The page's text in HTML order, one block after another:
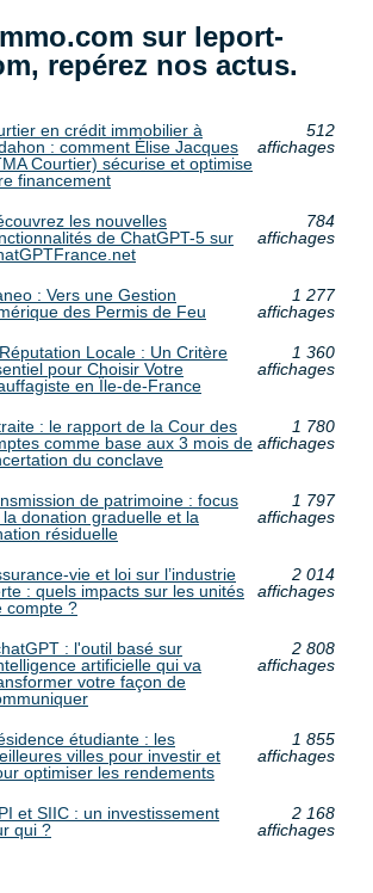
sur leport-
repérez nos actus.
en crédit immobilier à
: comment Élise Jacques
Courtier) sécurise et optimise
financement
512
affichages
les nouvelles
de ChatGPT-5 sur
784
affichages
: Vers une Gestion
des Permis de Feu
1 277
affichages
Locale : Un Critère
pour Choisir Votre
en Île-de-France
1 360
affichages
: le rapport de la Cour des
comme base aux 3 mois de
du conclave
1 780
affichages
de patrimoine : focus
la donation graduelle et la
résiduelle
1 797
affichages
vie et loi sur l’industrie
: quels impacts sur les unités
compte ?
2 014
affichages
: l'outil basé sur
artificielle qui va
votre façon de
2 808
affichages
étudiante : les
villes pour investir et
optimiser les rendements
1 855
affichages
et SIIC : un investissement
qui ?
2 168
affichages